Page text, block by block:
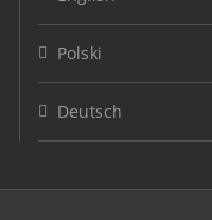
Polski
Deutsch